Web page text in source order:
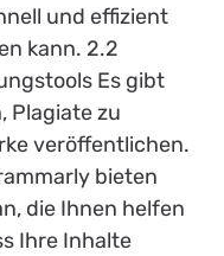
und effizient
kann. 2.2
Es gibt
Plagiate zu
veröffentlichen.
bieten
die Ihnen helfen
Ihre Inhalte